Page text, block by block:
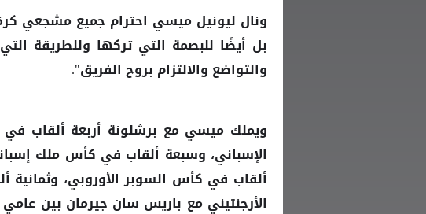
ونال ليونيل ميسي احترام جميع مشجعي
بل أيضًا للبصمة التي تركها وللطريقة
والتواضع والالتزام بروح الفريق".
ويملك ميسيمع برشلونة أربعة ألقاب
الإسباني، وسبعة ألقاب في كأس ملك
ألقاب في كأس السوبر الأوروبي،